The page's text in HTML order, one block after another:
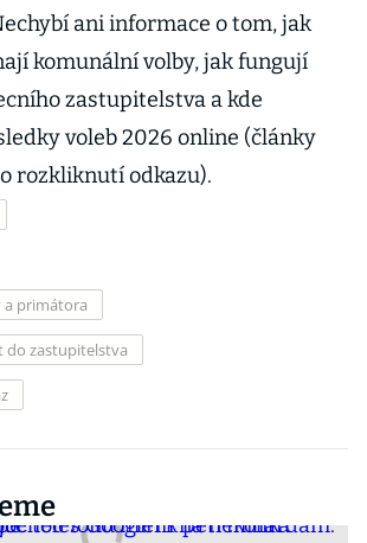
ani informace o tom, jak
komunální volby, jak fungují
zastupitelstva a kde
voleb 2026 online (články
rozkliknutí odkazu).
a primátora
do zastupitelstva